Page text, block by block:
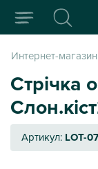
Интернет-
Стрічка
Артикул: LOT-07